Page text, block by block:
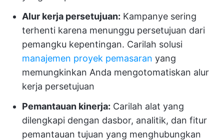
Alur kerja persetujuan: Kampanye sering
terhenti karena menunggu persetujuan dari
pemangku kepentingan. Carilah solusi
manajemen proyek pemasaran yang
memungkinkan Anda mengotomatiskan alur
kerja persetujuan
Pemantauan kinerja: Carilah alat yang
dilengkapi dengan dasbor, analitik, dan fitur
pemantauan tujuan yang menghubungkan